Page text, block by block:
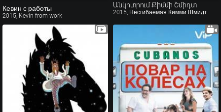
Кевин с работы
2015, Kevin from work
Անկոտրում Քիմմի Շմիդտ
2015, Несгибаемая Кимми Шмидт